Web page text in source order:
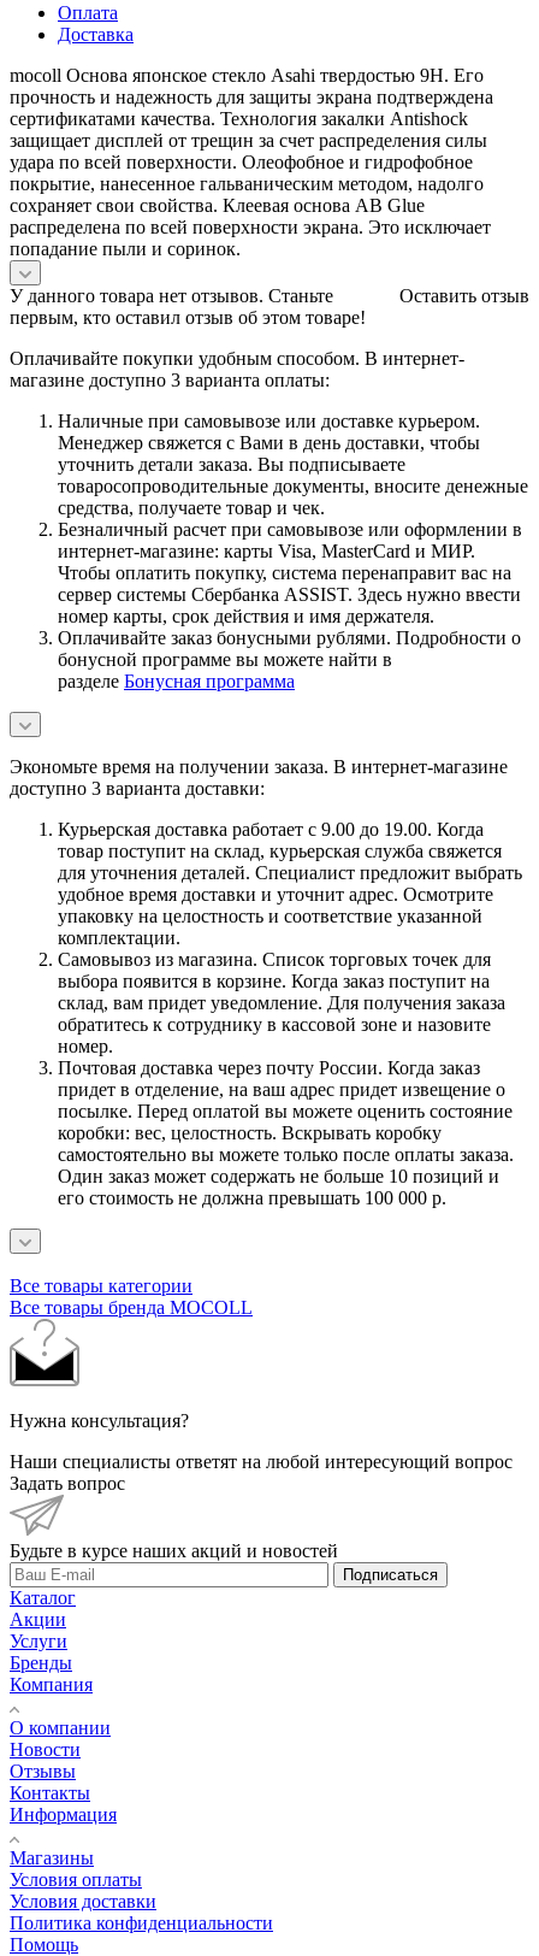
Оплата
Доставка
mocoll Основа японское стекло Asahi твердостью 9H. Его
прочность и надежность для защиты экрана подтверждена
сертификатами качества. Технология закалки Antishock
защищает дисплей от трещин за счет распределения силы
удара по всей поверхности. Олеофобное и гидрофобное
покрытие, нанесенное гальваническим методом, надолго
сохраняет свои свойства. Клеевая основа AB Glue
распределена по всей поверхности экрана. Это исключает
попадание пыли и соринок.
Оставить отзыв
У данного товара нет отзывов. Станьте
первым, кто оставил отзыв об этом товаре!
Оплачивайте покупки удобным способом. В интернет-
магазине доступно 3 варианта оплаты:
Наличные при самовывозе или доставке курьером.
Менеджер свяжется с Вами в день доставки, чтобы
уточнить детали заказа. Вы подписываете
товаросопроводительные документы, вносите денежные
средства, получаете товар и чек.
Безналичный расчет при самовывозе или оформлении в
интернет-магазине: карты Visa, MasterCard и МИР.
Чтобы оплатить покупку, система перенаправит вас на
сервер системы Сбербанка ASSIST. Здесь нужно ввести
номер карты, срок действия и имя держателя.
Оплачивайте заказ бонусными рублями. Подробности о
бонусной программе вы можете найти в
разделе Бонусная программа
Экономьте время на получении заказа. В интернет-магазине
доступно 3 варианта доставки:
Курьерская доставка работает с 9.00 до 19.00. Когда
товар поступит на склад, курьерская служба свяжется
для уточнения деталей. Специалист предложит выбрать
удобное время доставки и уточнит адрес. Осмотрите
упаковку на целостность и соответствие указанной
комплектации.
Самовывоз из магазина. Список торговых точек для
выбора появится в корзине. Когда заказ поступит на
склад, вам придет уведомление. Для получения заказа
обратитесь к сотруднику в кассовой зоне и назовите
номер.
Почтовая доставка через почту России. Когда заказ
придет в отделение, на ваш адрес придет извещение о
посылке. Перед оплатой вы можете оценить состояние
коробки: вес, целостность. Вскрывать коробку
самостоятельно вы можете только после оплаты заказа.
Один заказ может содержать не больше 10 позиций и
его стоимость не должна превышать 100 000 р.
Все товары категории
Все товары бренда MOCOLL
Нужна консультация?
Наши специалисты ответят на любой интересующий вопрос
Задать вопрос
Будьте в курсе наших акций и новостей
Подписаться
Каталог
Акции
Услуги
Бренды
Компания
О компании
Новости
Отзывы
Контакты
Информация
Магазины
Условия оплаты
Условия доставки
Политика конфиденциальности
Помощь